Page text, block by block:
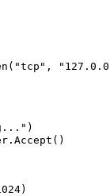
"tcp" ,
)
)